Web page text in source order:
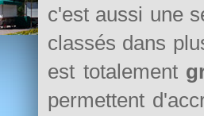
c'est aussi une
classés dans
est totalement
permettent